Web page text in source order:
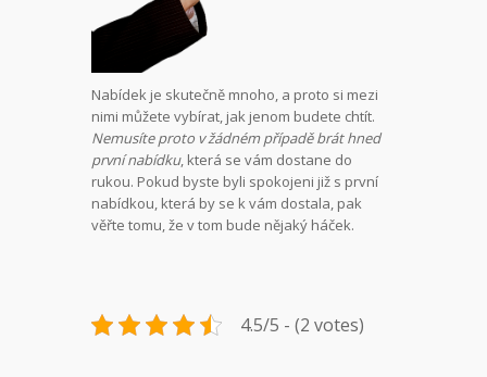
Nabídek je skutečně mnoho, a proto si mezi
nimi můžete vybírat, jak jenom budete chtít.
Nemusíte proto vžádném případě brát hned
první nabídku, která se vám dostane do
rukou. Pokud byste byli spokojeni již s první
nabídkou, která by se k vám dostala, pak
věřte tomu, že v tom bude nějaký háček.
4.5/5 - (2 votes)